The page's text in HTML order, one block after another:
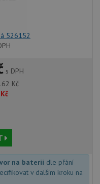
526152
s DPH
Kč
Kč
na baterii dle přání
v dalším kroku na